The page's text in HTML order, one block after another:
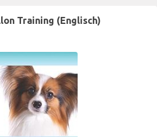
Training (Englisch)